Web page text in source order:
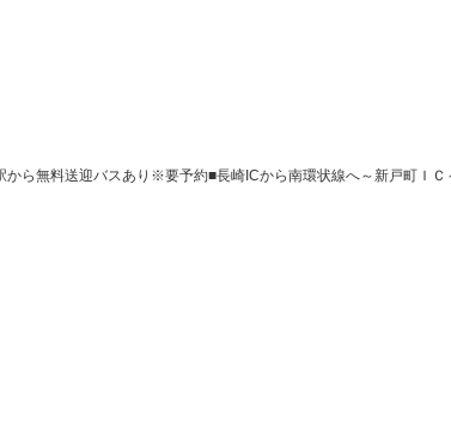
ら無料送迎バスあり※要予約■長崎ICから南環状線へ～新戸町Ｉ